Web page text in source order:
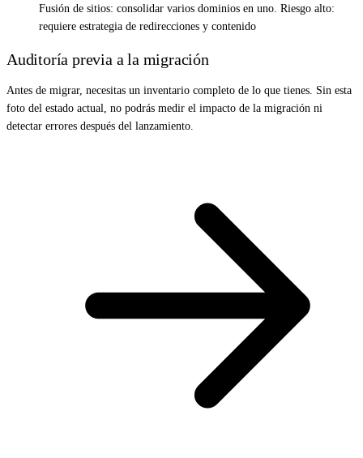
Fusión de sitios: consolidar varios dominios en uno. Riesgo alto:
requiere estrategia de redirecciones y contenido
Auditoría previa a la migración
Antes de migrar, necesitas un inventario completo de lo que tienes. Sin esta
foto del estado actual, no podrás medir el impacto de la migración ni
detectar errores después del lanzamiento.